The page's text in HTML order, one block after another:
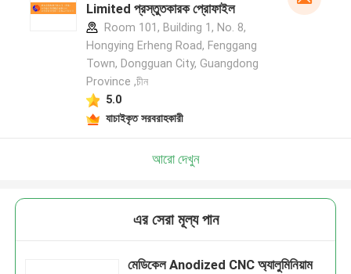
Limited প্রস্তুতকারক প্রোফাইল
Room 101, Building 1, No. 8,
Hongying Erheng Road, Fenggang
Town, Dongguan City, Guangdong
Province ,চীন
5.0
যাচাইকৃত সরবরাহকারী
আরো দেখুন
এর সেরা মূল্য পান
মেডিকেল Anodized CNC অ্যালুমিনিয়াম